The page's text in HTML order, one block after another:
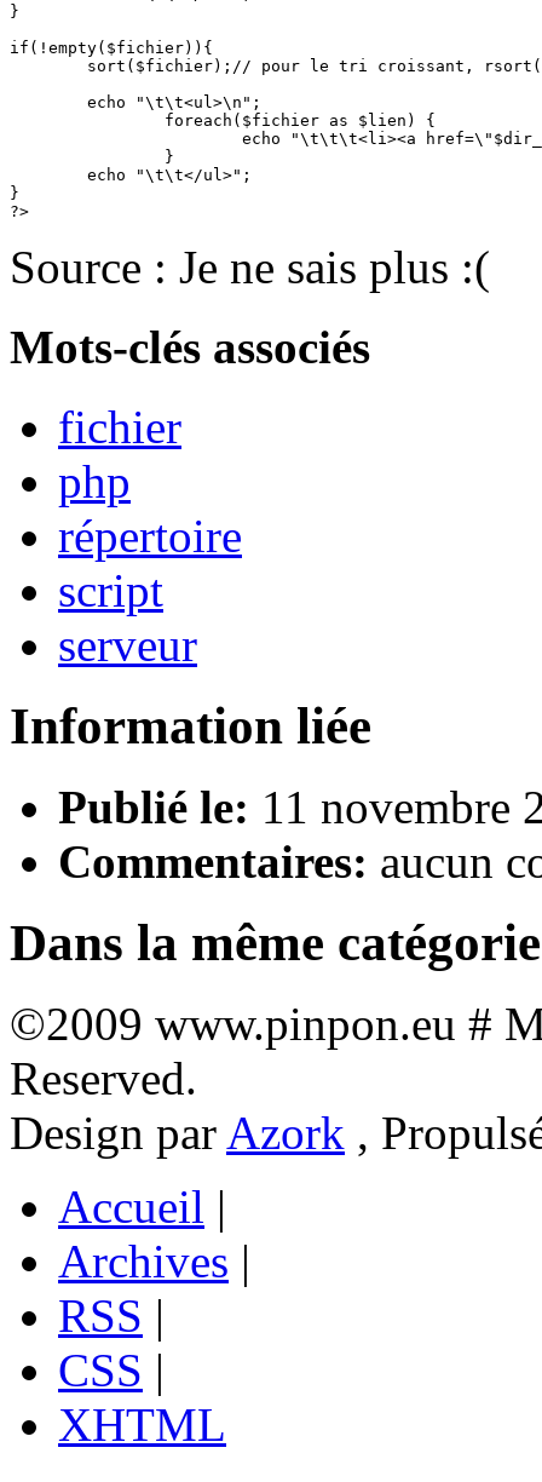
}
if(!empty($fichier)){
}
Source : Je ne sais plus :(
Mots-clés associés
fichier
php
répertoire
script
serveur
Information liée
Publié le: 11 novembre
Commentaires: aucun
Dans la même catégorie
©2009 www.pinpon.eu #
Reserved.
Design par Azork ,
Accueil |
Archives |
RSS |
CSS |
XHTML